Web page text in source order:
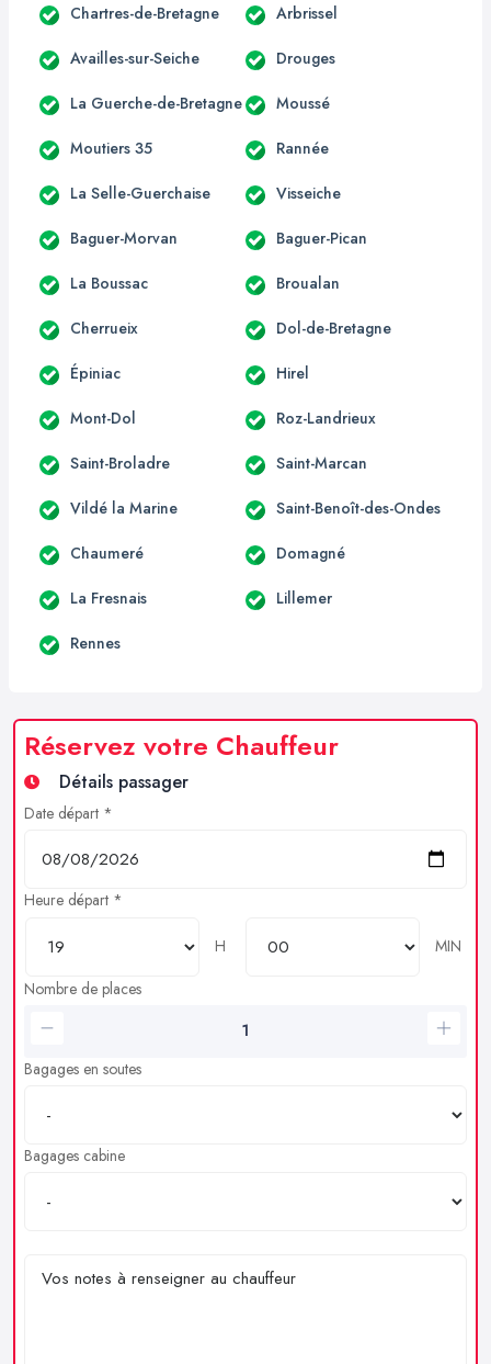
Chartres-de-Bretagne Arbrissel
Availles-sur-Seiche Drouges
La Guerche-de-Bretagne Moussé
Moutiers 35 Rannée
La Selle-Guerchaise Visseiche
Baguer-Morvan Baguer-Pican
La Boussac Broualan
Cherrueix Dol-de-Bretagne
Épiniac Hirel
Mont-Dol Roz-Landrieux
Saint-Broladre Saint-Marcan
Vildé la Marine Saint-Benoît-des-Ondes
Chaumeré Domagné
La Fresnais Lillemer
Rennes
Réservez votre Chauffeur
Détails passager
Date départ *
Heure départ *
H
MIN
Nombre de places
Bagages en soutes
Bagages cabine